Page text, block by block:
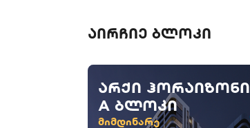
აირჩიე ბლოკი
არქი ჰორაიზონი
A ბლოკი
მიმდინარე